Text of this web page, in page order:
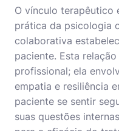
O vínculo terapêutico
prática da psicologia
colaborativa
paciente. Esta
profissional; ela
empatia e resiliência
paciente se sentir
suas questões